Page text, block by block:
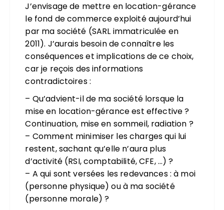
J’envisage de mettre en location-gérance
le fond de commerce exploité aujourd’hui
par ma société (SARL immatriculée en
2011). J’aurais besoin de connaître les
conséquences et implications de ce choix,
car je reçois des informations
contradictoires :
– Qu’advient-il de ma société lorsque la
mise en location-gérance est effective ?
Continuation, mise en sommeil, radiation ?
– Comment minimiser les charges qui lui
restent, sachant qu’elle n’aura plus
d’activité (RSI, comptabilité, CFE, …) ?
– A qui sont versées les redevances : à moi
(personne physique) ou à ma société
(personne morale) ?